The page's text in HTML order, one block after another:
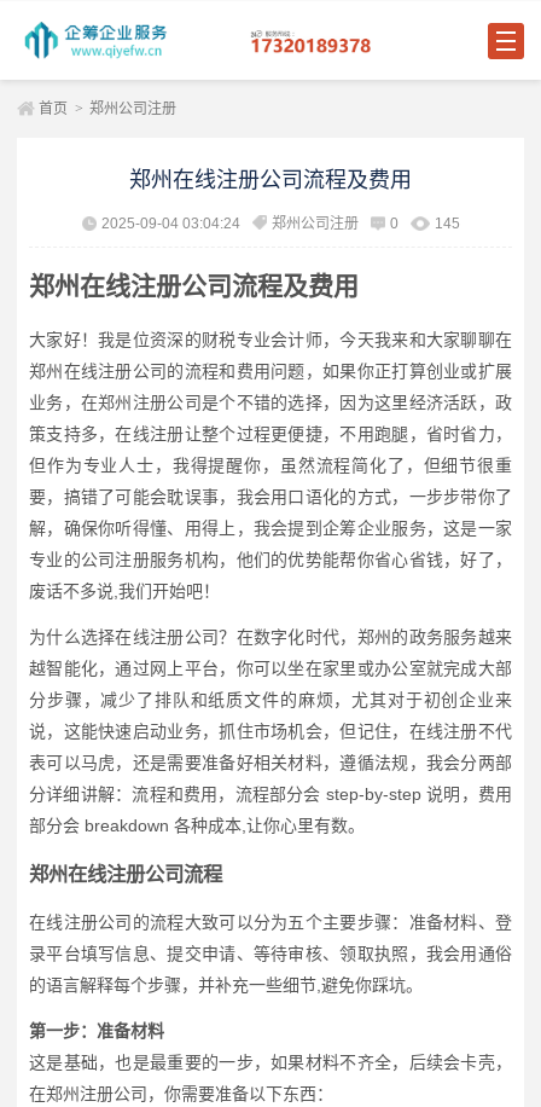
首页 > 郑州公司注册
郑州在线注册公司流程及费用
2025-09-04 03:04:24 郑州公司注册 0 145
郑州在线注册公司流程及费用
大家好！我是位资深的财税专业会计师，今天我来和大家聊聊在
郑州在线注册公司的流程和费用问题，如果你正打算创业或扩展
业务，在郑州注册公司是个不错的选择，因为这里经济活跃，政
策支持多，在线注册让整个过程更便捷，不用跑腿，省时省力，
但作为专业人士，我得提醒你，虽然流程简化了，但细节很重
要，搞错了可能会耽误事，我会用口语化的方式，一步步带你了
解，确保你听得懂、用得上，我会提到企筹企业服务，这是一家
专业的公司注册服务机构，他们的优势能帮你省心省钱，好了，
废话不多说,我们开始吧！
为什么选择在线注册公司？在数字化时代，郑州的政务服务越来
越智能化，通过网上平台，你可以坐在家里或办公室就完成大部
分步骤，减少了排队和纸质文件的麻烦，尤其对于初创企业来
说，这能快速启动业务，抓住市场机会，但记住，在线注册不代
表可以马虎，还是需要准备好相关材料，遵循法规，我会分两部
分详细讲解：流程和费用，流程部分会 step-by-step 说明，费用
部分会 breakdown 各种成本,让你心里有数。
郑州在线注册公司流程
在线注册公司的流程大致可以分为五个主要步骤：准备材料、登
录平台填写信息、提交申请、等待审核、领取执照，我会用通俗
的语言解释每个步骤，并补充一些细节,避免你踩坑。
第一步：准备材料
这是基础，也是最重要的一步，如果材料不齐全，后续会卡壳，
在郑州注册公司，你需要准备以下东西：